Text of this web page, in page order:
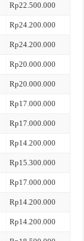
Rp22.500.000
Rp24.200.000
Rp24.200.000
Rp20.000.000
Rp20.000.000
Rp17.000.000
Rp17.000.000
Rp14.200.000
Rp15.300.000
Rp17.000.000
Rp14.200.000
Rp14.200.000